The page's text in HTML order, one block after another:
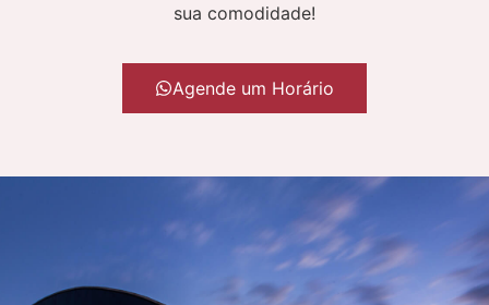
sua comodidade!
Agende um Horário